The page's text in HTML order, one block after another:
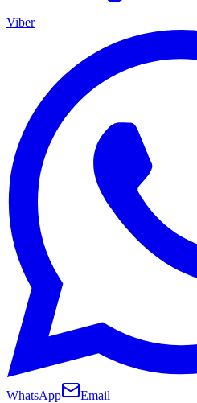
Viber
WhatsApp Email